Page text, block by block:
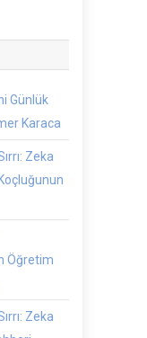
Günlük
Karaca
Zeka
Öğretim
Zeka